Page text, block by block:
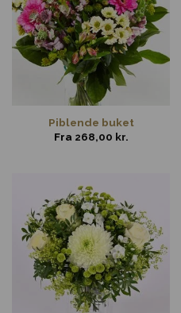
Piblende buket
Fra 268,00 kr.